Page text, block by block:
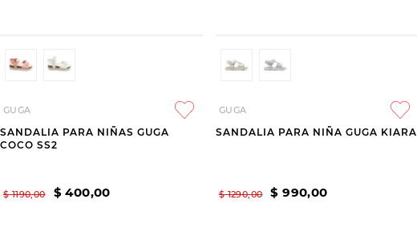
GUGA
SANDALIA PARA NIÑAS GUGA
COCO SS2
$ 1190,00 $ 400,00
GUGA
SANDALIA PARA NIÑA GUGA KIARA
$ 1290,00 $ 990,00